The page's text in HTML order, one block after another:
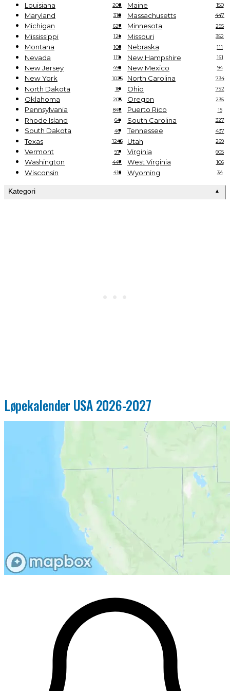
Louisiana 202 Maine 150
Maryland 310 Massachusetts 447
Michigan 627 Minnesota 295
Mississippi 121 Missouri 352
Montana 108 Nebraska 111
Nevada 117 New Hampshire 161
New Jersey 499 New Mexico 94
New York 1025 North Carolina 734
North Dakota 18 Ohio 792
Oklahoma 206 Oregon 235
Pennsylvania 842 Puerto Rico 15
Rhode Island 64 South Carolina 327
South Dakota 46 Tennessee 437
Texas 1245 Utah 269
Vermont 97 Virginia 605
Washington 447 West Virginia 106
Wisconsin 416 Wyoming 34
Kategori ▲
Løpekalender USA 2026-2027